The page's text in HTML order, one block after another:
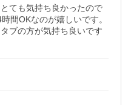
ても気持ち良かったので
間OKなのが嬉しいです。
ブの方が気持ち良いです